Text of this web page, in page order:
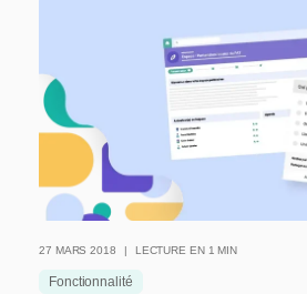
27 MARS 2018 LECTURE EN 1 MIN
Fonctionnalité